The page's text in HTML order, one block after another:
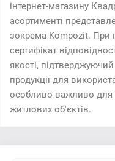
інтернет-магазину
асортименті
зокрема Kompozit. При
сертифікат
якості,
продукції для
особливо важливо для
житлових об'єктів.